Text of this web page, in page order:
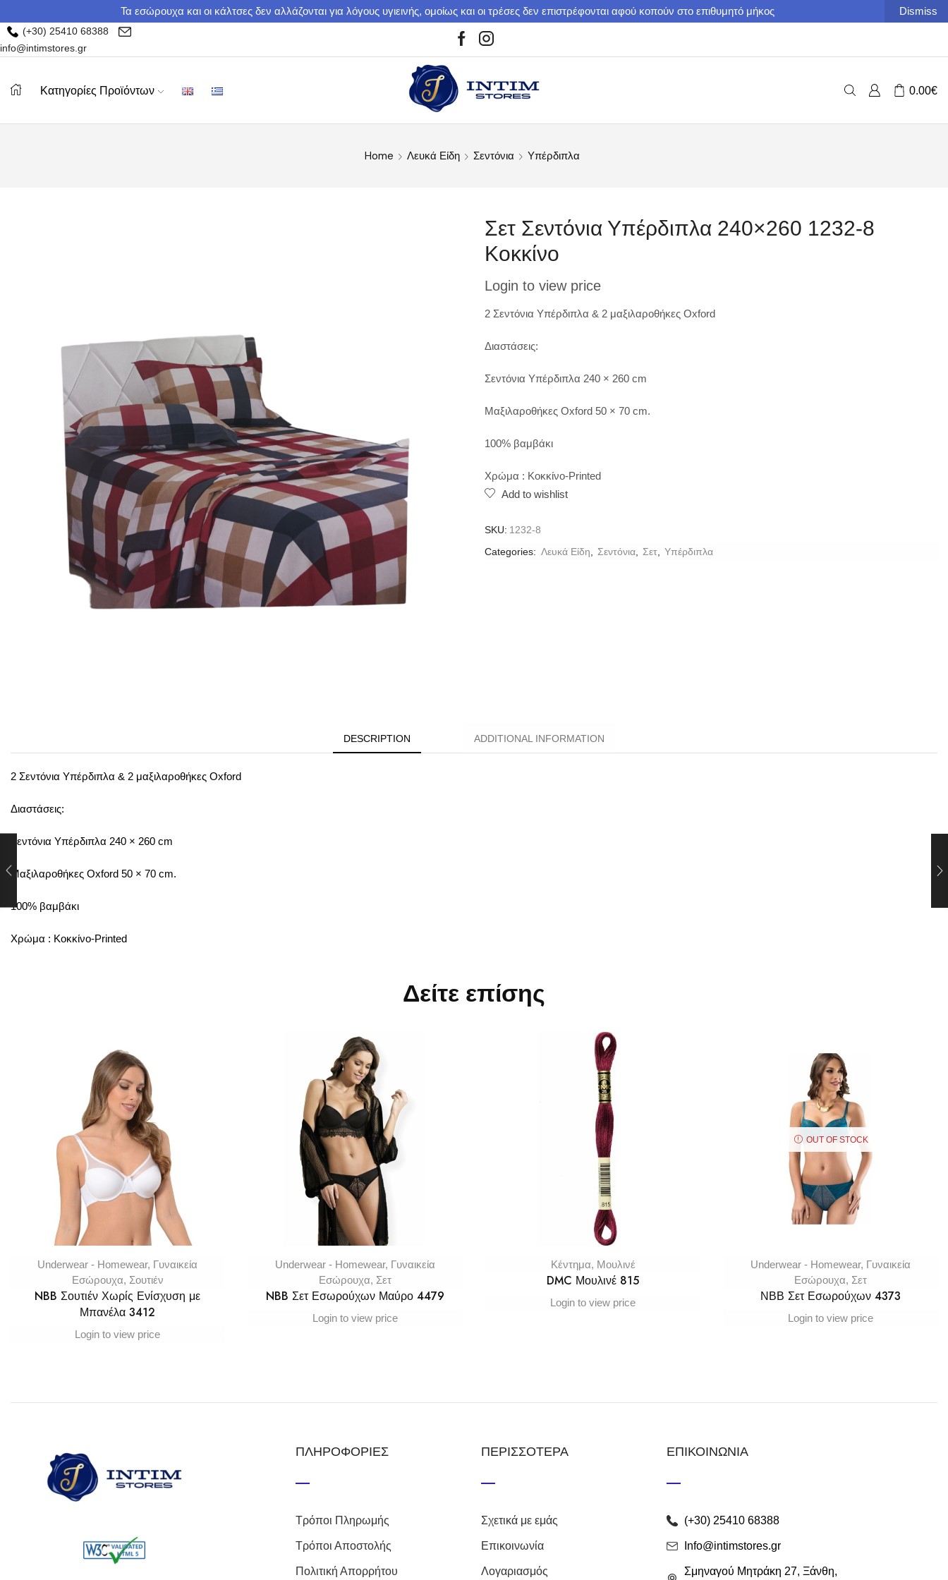
Τα εσώρουχα και οι κάλτσες δεν αλλάζονται για λόγους υγιεινής, ομοίως και οι τρέσες δεν επιστρέφονται αφού κοπούν στο επιθυμητό μήκος Dismiss
(+30) 25410 68388
info@intimstores.gr
Κατηγορίες Προϊόντων 0.00€
Home Λευκά Είδη Σεντόνια Υπέρδιπλα
Σετ Σεντόνια Υπέρδιπλα 240×260 1232-8
Κοκκίνο
Login to view price
2 Σεντόνια Υπέρδιπλα & 2 μαξιλαροθήκες Oxford
Διαστάσεις:
Σεντόνια Υπέρδιπλα 240 × 260 cm
Μαξιλαροθήκες Oxford 50 × 70 cm.
100% βαμβάκι
Χρώμα : Κοκκίνο-Printed
Add to wishlist
SKU: 1232-8
Categories: Λευκά Είδη Σεντόνια Σετ Υπέρδιπλα
DESCRIPTION ADDITIONAL INFORMATION
2 Σεντόνια Υπέρδιπλα & 2 μαξιλαροθήκες Oxford
Διαστάσεις:
Σεντόνια Υπέρδιπλα 240 × 260 cm
Μαξιλαροθήκες Oxford 50 × 70 cm.
100% βαμβάκι
Χρώμα : Κοκκίνο-Printed
Δείτε επίσης
Underwear - Homewear, Γυναικεία
Εσώρουχα, Σουτιέν
NBB Σουτιέν Χωρίς Ενίσχυση με
Μπανέλα 3412
Login to view price
Underwear - Homewear, Γυναικεία
Εσώρουχα, Σετ
NBB Σετ Εσωρούχων Μαύρο 4479
Login to view price
Κέντημα, Μουλινέ
DMC Μουλινέ 815
Login to view price
OUT OF STOCK
Underwear - Homewear, Γυναικεία
Εσώρουχα, Σετ
ΝΒΒ Σετ Εσωρούχων 4373
Login to view price
ΠΛΗΡΟΦΟΡΙΕΣ
Τρόποι Πληρωμής
Τρόποι Αποστολής
Πολιτική Απορρήτου
ΠΕΡΙΣΣΟΤΕΡΑ
Σχετικά με εμάς
Επικοινωνία
Λογαριασμός
ΕΠΙΚΟΙΝΩΝΙΑ
(+30) 25410 68388
Info@intimstores.gr
Σμηναγού Μητράκη 27, Ξάνθη,